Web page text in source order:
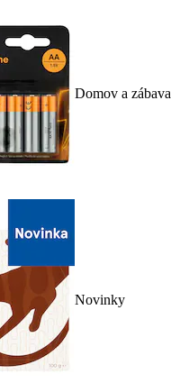
Domov a zábava
Novinky